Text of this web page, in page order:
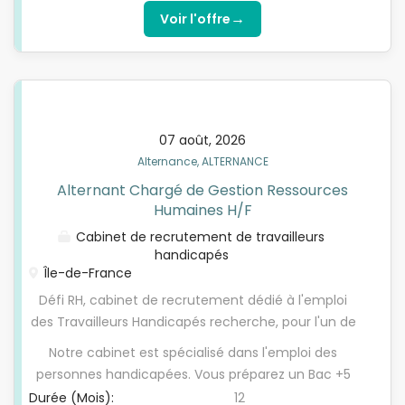
diffusion des annonces, tri des candidatures,
contact humain - Vous êtes curieux(se),
dynamique et souhaitez développer vos
compétences dans un environnement RH
polyvalent Durée de contrat : 12 mois Prise de poste
Voir l'offre →
07 août, 2026
Alternance, ALTERNANCE
Alternant Chargé de Gestion Ressources
Humaines H/F
Cabinet de recrutement de travailleurs
handicapés
Île-de-France
Défi RH, cabinet de recrutement dédié à l'emploi
des Travailleurs Handicapés recherche, pour l'un de
ses clients du secteur bancaire, un(e) : Alternant
Chargé de gestion Ressources Humaines (H/F) A ce
titre, vos principales missions sont les suivantes : ·
Notre cabinet est spécialisé dans l'emploi des
personnes handicapées. Vous préparez un Bac +5
en école de commerce, ingénieur ou équivalent,
Durée (Mois): 12